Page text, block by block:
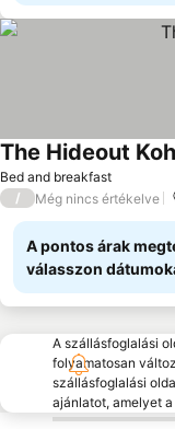
Bed and breakfast
The Hideout
/ Még nincs értékelve
A pontos árak
válasszon
A szállásfoglalási
folyamatosan
szállásfoglalási
ajánlatot, amelyet